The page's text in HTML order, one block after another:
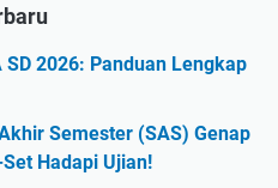
2026: Panduan Lengkap
Semester (SAS) Genap
Hadapi Ujian!